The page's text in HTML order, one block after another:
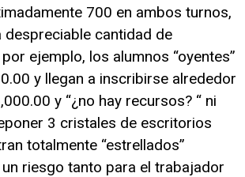
700 en ambos turnos,
despreciable cantidad de
ejemplo, los alumnos “oyentes”
y llegan a inscribirse alrededor
y “¿no hay recursos? “ ni
3 cristales de escritorios
totalmente “estrellados”
riesgo tanto para el trabajador